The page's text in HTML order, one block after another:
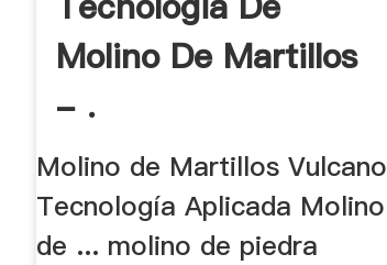
Molino De Martillos
- .
Molino de Martillos Vulcano
Tecnología Aplicada Molino
de ... molino de piedra